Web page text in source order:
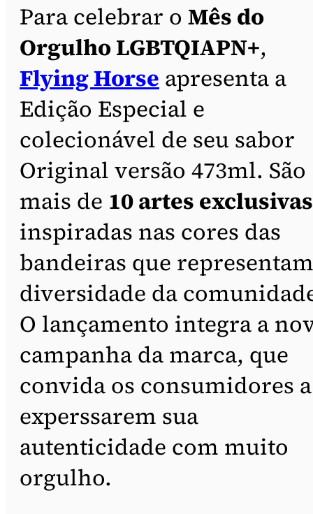
Para celebrar o Mês do
Orgulho LGBTQIAPN+,
Flying Horse apresenta a
Edição Especial e
colecionável de seu sabor
Original versão 473ml. São
mais de 10 artes exclusivas
inspiradas nas cores das
bandeiras que
diversidade da
O lançamento integra a
campanha da marca, que
convida os consumidores a
experssarem sua
autenticidade com muito
orgulho.